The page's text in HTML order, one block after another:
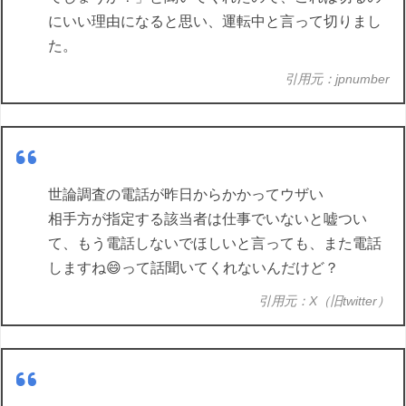
にいい理由になると思い、運転中と言って切りまし
た。
引用元：jpnumber
世論調査の電話が昨日からかかってウザい
相手方が指定する該当者は仕事でいないと嘘つい
て、もう電話しないでほしいと言っても、また電話
しますね😄って話聞いてくれないんだけど？
引用元：X（旧twitter）